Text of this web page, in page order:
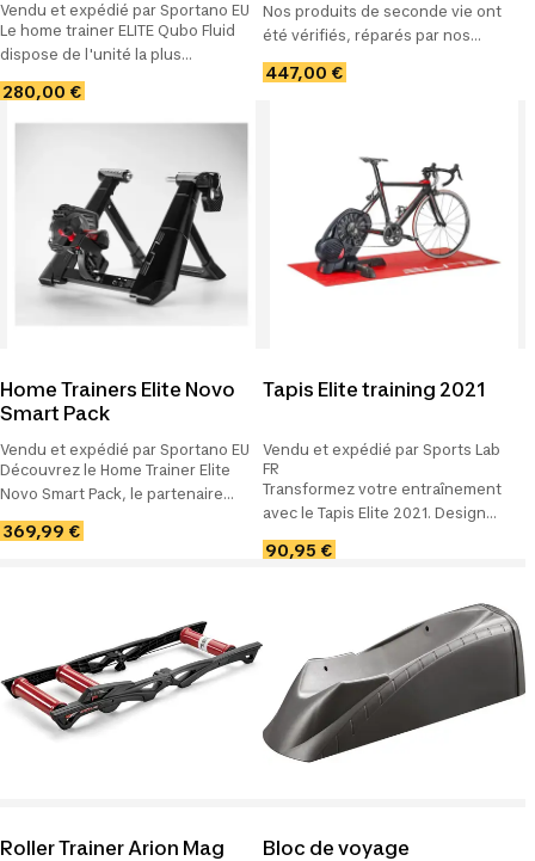
Vendu et expédié par Sportano EU
Le home trainer ELITE Qubo Fluid
dispose de l'unité la plus
puissante en absolu et
silencieuse afin de s'entraîner en
toute simplicité. Un grand volant
l'huile permet d'ob.
280,00 €
Nos produits de seconde vie ont
été vérifiés, réparés par nos
technicien(ne)s expert(e)s puis
nettoyés si besoin Photos non
447,00 €
Home Trainers Elite Novo
Smart Pack
Vendu et expédié par Sportano EU
Découvrez le Home Trainer Elite
Novo Smart Pack, le partenaire
idéal pour améliorer vos
performances en cyclisme.
369,99 €
Tapis Elite training 2021
Vendu et expédié par Sports Lab
FR
Transformez votre entraînement
avec le Tapis Elite 2021. Design
accrocheur et antidérapant pour
protéger votre sol et garantir une
90,95 €
Roller Trainer Arion Mag Bloc de voyage